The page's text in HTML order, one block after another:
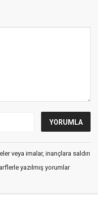
veya imalar, inançlara saldırı
yazılmış yorumlar